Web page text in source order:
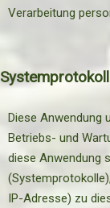
Verarbeitung
Diese Anwendung
Betriebs- und
diese Anwendung
IP-Adresse) zu